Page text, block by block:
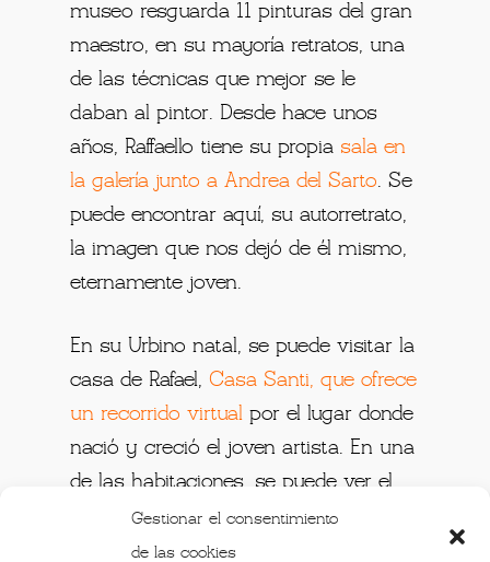
Gestionar el consentimiento
de las cookies
museo resguarda 11 pinturas del gran
maestro, en su mayoría retratos, una
de las técnicas que mejor se le
daban al pintor. Desde hace unos
años, Raffaello tiene su propia sala en
la galería junto a Andrea del Sarto. Se
puede encontrar aquí, su autorretrato,
la imagen que nos dejó de él mismo,
eternamente joven.
En su Urbino natal, se puede visitar la
casa de Rafael,Casa Santi, que ofrece
un recorrido virtual por el lugar donde
nació y creció el joven artista. En una
de las habitaciones, se puede ver el
freso de la Madonna con il Bambino,
realizado por el propio Rafael.